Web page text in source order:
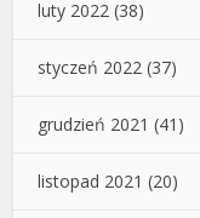
luty 2022 (38)
styczeń 2022 (37)
grudzień 2021 (41)
listopad 2021 (20)